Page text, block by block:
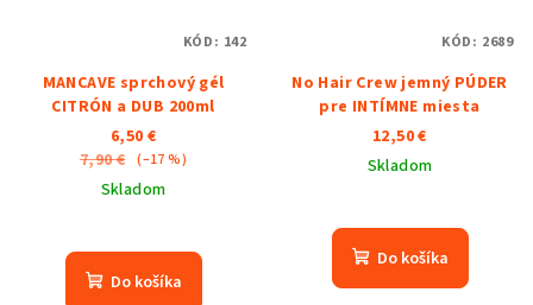
MANCAVE sprchový gél
CITRÓN a DUB 200ml
6,50 €
7,90 € (–17 %)
Skladom
Do košíka
KÓD: 142
No Hair Crew jemný PÚDER
pre INTÍMNE miesta
12,50 €
Skladom
Do košíka
KÓD: 2689